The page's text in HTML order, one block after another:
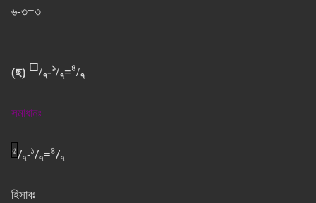
৬-৩=৩
(ছ) ⬜/৭-১/৭=৪/৭
সমাধানঃ
৫/৭-১/৭=৪/৭
হিসাবঃ